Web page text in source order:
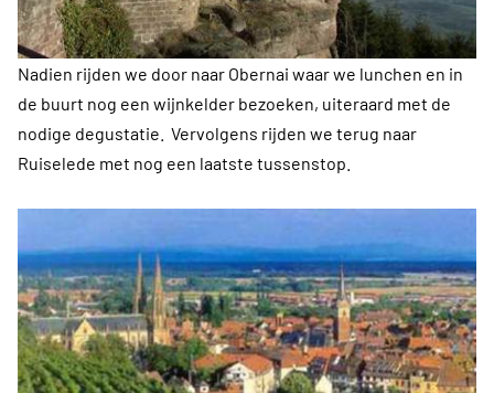
Nadien rijden we door naar Obernai waar we lunchen en in
de buurt nog een wijnkelder bezoeken, uiteraard met de
nodige degustatie. Vervolgens rijden we terug naar
Ruiselede met nog een laatste tussenstop.